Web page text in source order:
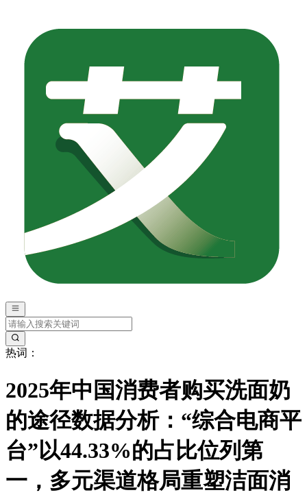
热词：
2025年中国消费者购买洗面奶
的途径数据分析：“综合电商平
台”以44.33%的占比位列第
一，多元渠道格局重塑洁面消